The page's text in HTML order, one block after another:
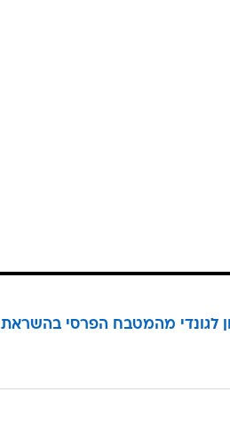
לגונדי מהמטבח הפרסי בהשראת